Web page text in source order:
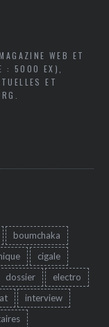
WEB ET
: 5000 EX),
ET
boumchaka
cigale
dossier
electro
interview